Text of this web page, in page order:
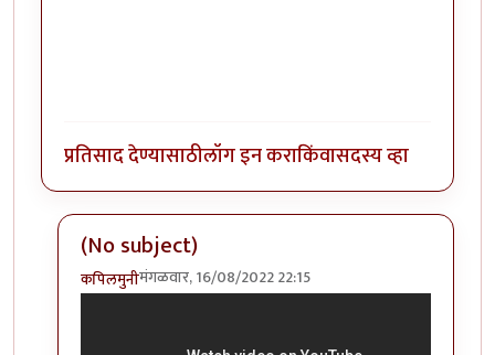
प्रतिसाद देण्यासाठीलॉग इन कराकिंवासदस्य व्हा
(No subject)
कपिलमुनीमंगळवार, 16/08/2022 22:15